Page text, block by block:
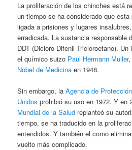
La proliferación de los chinches está
un tiempo se ha considerado que
ligada a prisiones y lugares
erradicada. La sustancia responsable
DDT (Dicloro Difenil Tricloroetano).
el químico suizo Paul Hermann Muller,
Nobel de Medicina en 1948.
Sin embargo, laAgencia de
Unidos prohibió su uso en 1972. Y en
Mundial de la Salud replanteó su
tiempo, se ha traducido en la
entendidos. Y también el como
vuelto más complicado.